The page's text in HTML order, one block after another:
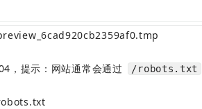
，提示：网站通常会通过 /robots.txt